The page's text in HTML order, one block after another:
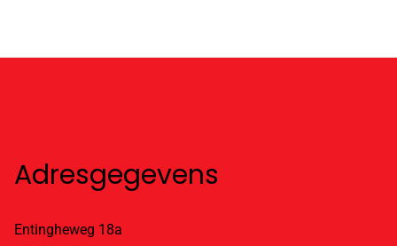
Adresgegevens
Entingheweg 18a